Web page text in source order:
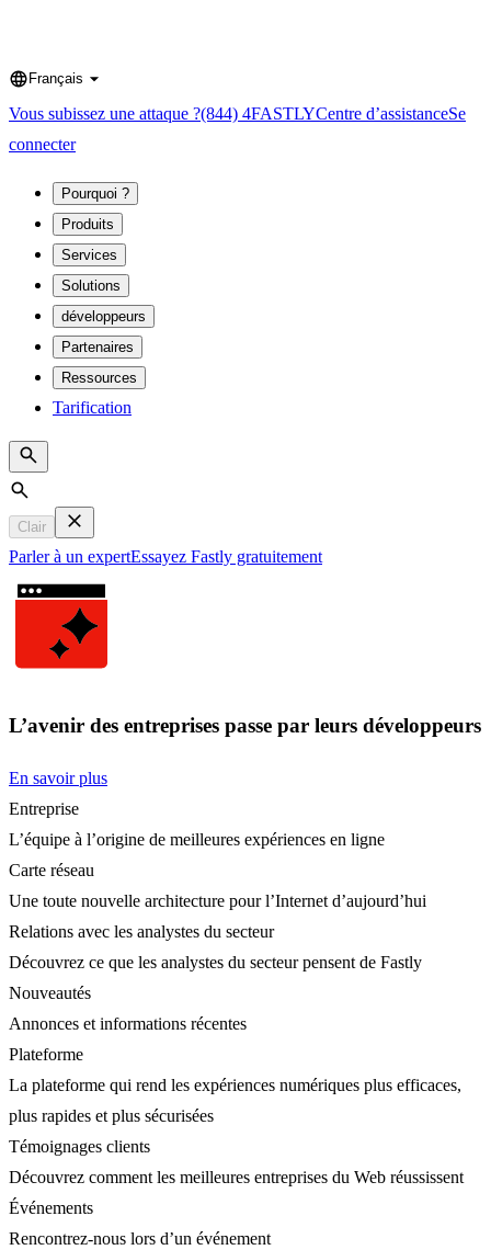
Language
Français
Vous subissez une attaque ?(844) 4FASTLYCentre d’assistanceSe
connecter
Pourquoi ?
Produits
Services
Solutions
développeurs
Partenaires
Ressources
Tarification
Search
Clair
Parler à un expertEssayez Fastly gratuitement
L’avenir des entreprises passe par leurs développeurs
En savoir plus
Entreprise
L’équipe à l’origine de meilleures expériences en ligne
Carte réseau
Une toute nouvelle architecture pour l’Internet d’aujourd’hui
Relations avec les analystes du secteur
Découvrez ce que les analystes du secteur pensent de Fastly
Nouveautés
Annonces et informations récentes
Plateforme
La plateforme qui rend les expériences numériques plus efficaces,
plus rapides et plus sécurisées
Témoignages clients
Découvrez comment les meilleures entreprises du Web réussissent
Événements
Rencontrez-nous lors d’un événement